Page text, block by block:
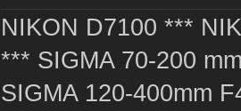
NIKON D7100 ***
*** SIGMA 70-200
SIGMA 120-400mm